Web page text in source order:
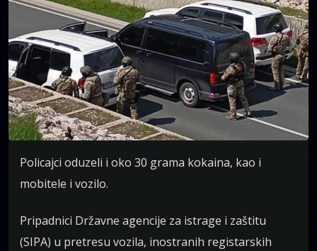
Policajci oduzeli i oko 30 grama kokaina, kao i
mobitele i vozilo.
Pripadnici Državne agencije za istrage i zaštitu
(SIPA) u pretresu vozila, inostranih registarskih